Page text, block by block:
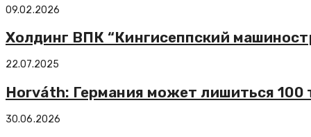
09.02.2026
Холдинг ВПК “Кингисеппский
22.07.2025
Horváth: Германия может лишиться
30.06.2026